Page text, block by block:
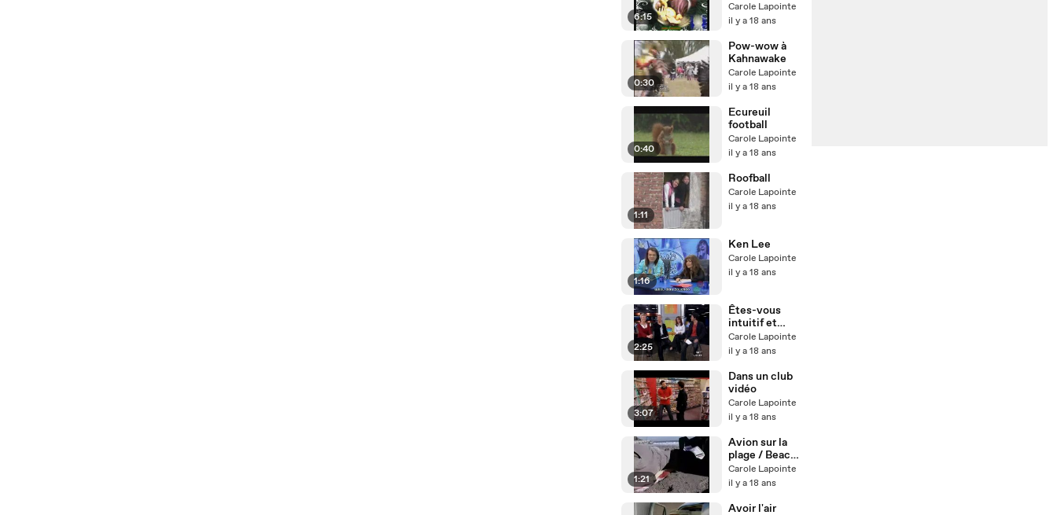
6:15
Dailymotion
xoxo
Carole Lapointe
il y a 18 ans
0:30
Pow-wow à
Kahnawake
Carole Lapointe
il y a 18 ans
0:40
Ecureuil
football
Carole Lapointe
il y a 18 ans
1:11
Roofball
Carole Lapointe
il y a 18 ans
1:16
Ken Lee
Carole Lapointe
il y a 18 ans
2:25
Êtes-vous
intuitif et
créatif ou
logique et
Carole Lapointe
il y a 18 ans
3:07
Dans un club
vidéo
Carole Lapointe
il y a 18 ans
1:21
Avion sur la
plage / Beach
Plane :-)
Carole Lapointe
il y a 18 ans
Avoir l'air